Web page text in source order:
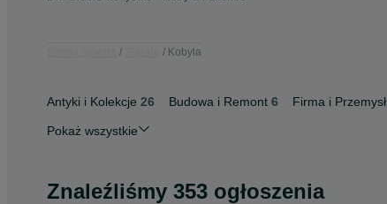
Kobyla
Antyki i Kolekcje 26 Budowa i Remont 6 Firma i Przemysł
Pokaż wszystkie
Znaleźliśmy 353 ogłoszenia